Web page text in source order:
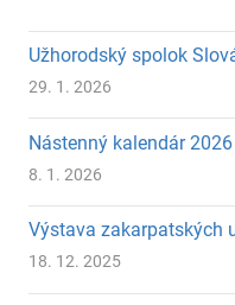
Užhorodský spolok
29. 1. 2026
Nástenný kalendár 2026
8. 1. 2026
Výstava zakarpatských
18. 12. 2025